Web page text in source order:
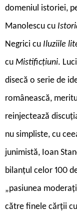
domeniul istoriei,
Manolescu cu
Negrici cu Iluziile
cu Mistificțiuni.
disecă o serie de
românească,
reinjectează
nu simpliste, cu
junimistă, Ioan
bilanțul celor 100
„pasiunea
către finele cărții